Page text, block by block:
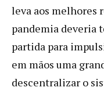
leva aos melhores
pandemia deveria
partida para
em mãos uma
descentralizar o